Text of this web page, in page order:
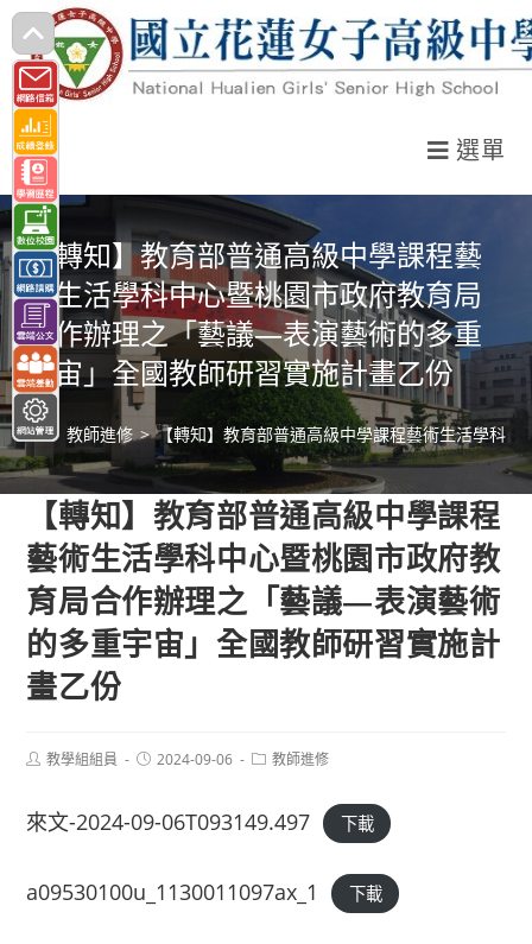
跳
轉
至
主
要
內
容
選單
【轉知】教育部普通高級中學課程藝
術生活學科中心暨桃園市政府教育局
合作辦理之「藝議—表演藝術的多重
宇宙」全國教師研習實施計畫乙份
> 教師進修 > 【轉知】教育部普通高級中學課程藝術生活學科
【轉知】教育部普通高級中學課程
藝術生活學科中心暨桃園市政府教
育局合作辦理之「藝議—表演藝術
的多重宇宙」全國教師研習實施計
畫乙份
Post教學組組員
Post2024-09-06
Post教師進修
來文-2024-09-06T093149.497 下載
a09530100u_1130011097ax_1 下載